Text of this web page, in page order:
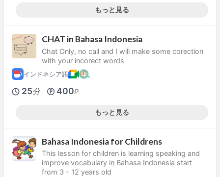
もっと見る
CHAT in Bahasa Indonesia
Chat Only, no call and I will make some corection
with your incorect words
インドネシア語
25分 400P
もっと見る
Bahasa Indonesia for Childrens
This lesson for children is learning speaking and
improve vocabulary in Bahasa Indonesia start
from 3 - 12 years old